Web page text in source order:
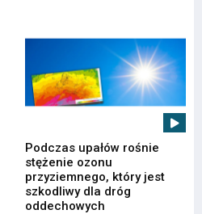
Podczas upałów rośnie
stężenie ozonu
przyziemnego, który jest
szkodliwy dla dróg
oddechowych